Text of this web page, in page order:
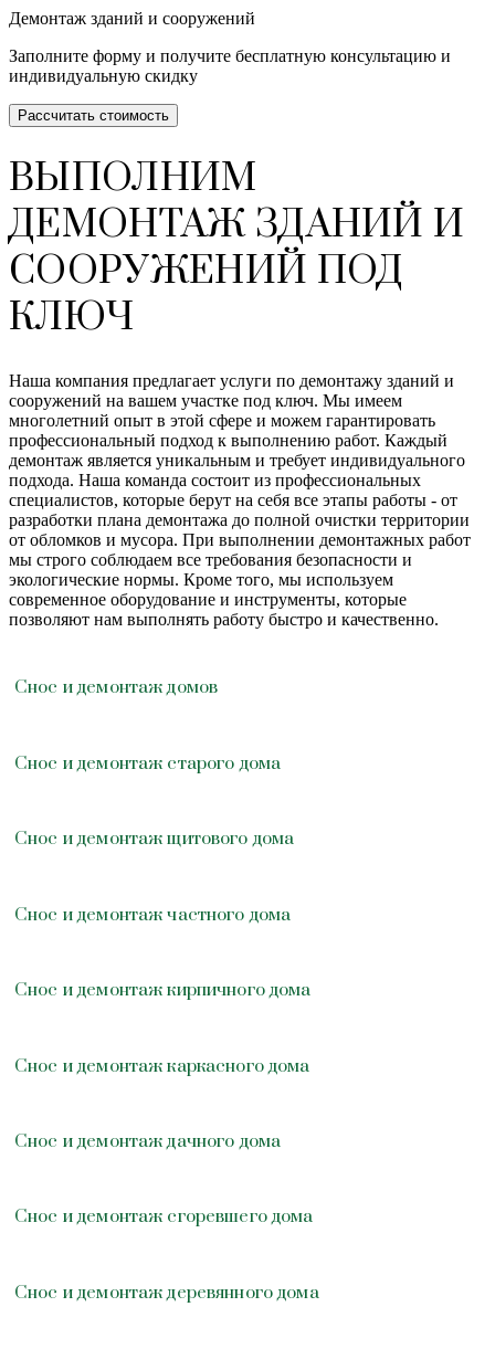
Демонтаж зданий и сооружений
Заполните форму и получите бесплатную консультацию и
индивидуальную скидку
Рассчитать стоимость
ВЫПОЛНИМ
ДЕМОНТАЖ ЗДАНИЙ И
СООРУЖЕНИЙ ПОД
КЛЮЧ
Наша компания предлагает услуги по демонтажу зданий и
сооружений на вашем участке под ключ. Мы имеем
многолетний опыт в этой сфере и можем гарантировать
профессиональный подход к выполнению работ. Каждый
демонтаж является уникальным и требует индивидуального
подхода. Наша команда состоит из профессиональных
специалистов, которые берут на себя все этапы работы - от
разработки плана демонтажа до полной очистки территории
от обломков и мусора. При выполнении демонтажных работ
мы строго соблюдаем все требования безопасности и
экологические нормы. Кроме того, мы используем
современное оборудование и инструменты, которые
позволяют нам выполнять работу быстро и качественно.
Снос и демонтаж домов
Снос и демонтаж старого дома
Снос и демонтаж щитового дома
Снос и демонтаж частного дома
Снос и демонтаж кирпичного дома
Снос и демонтаж каркасного дома
Снос и демонтаж дачного дома
Снос и демонтаж сгоревшего дома
Снос и демонтаж деревянного дома